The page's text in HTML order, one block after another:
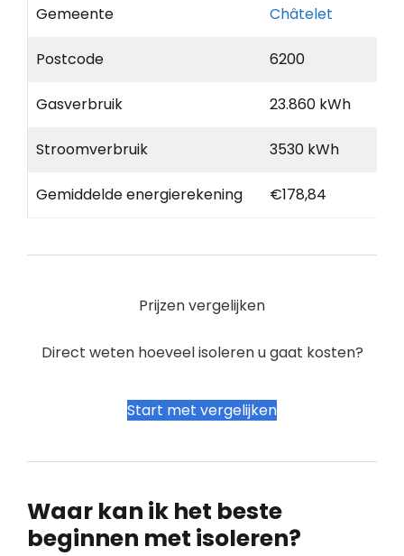
Gemeente Châtelet
Postcode 6200
Gasverbruik 23.860 kWh
Stroomverbruik 3530 kWh
Gemiddelde energierekening €178,84
Prijzen vergelijken
Direct weten hoeveel isoleren u gaat kosten?
Start met vergelijken
Waar kan ik het beste
beginnen met isoleren?